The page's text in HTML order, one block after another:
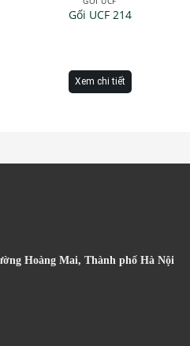
Gối UCF 214
Xem chi tiết
Hoàng Mai, Thành phố Hà Nội